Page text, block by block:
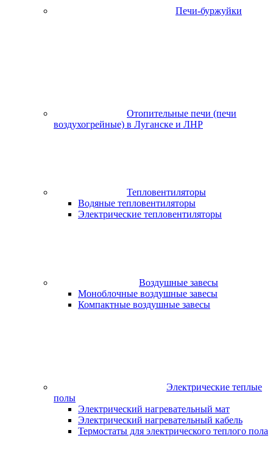
Печи-буржуйки
Отопительные печи (печи
воздухогрейные) в Луганске и ЛНР
Тепловентиляторы
Водяные тепловентиляторы
Электрические тепловентиляторы
Воздушные завесы
Моноблочные воздушные завесы
Компактные воздушные завесы
Электрические теплые
полы
Электрический нагревательный мат
Электрический нагревательный кабель
Термостаты для электрического теплого пола